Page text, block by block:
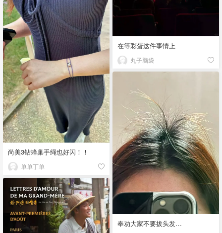
在等彩蛋这件事情上
丸子脑袋
尚美3钻蜂巢手绳也好闪！！
单单丁单
奉劝大家不要拔头发…